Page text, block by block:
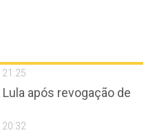
21:25
após revogação de
20:32